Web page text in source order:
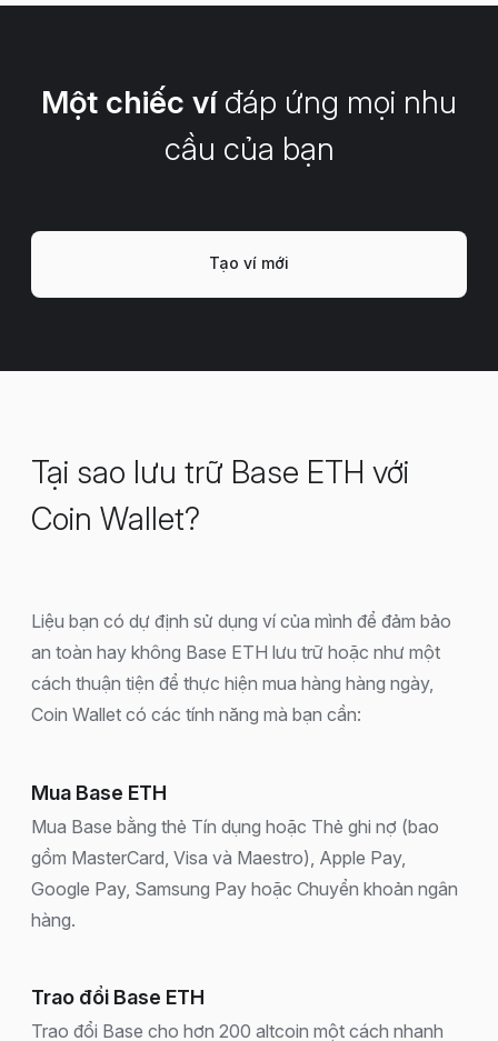
Một chiếc víđáp ứng mọi nhu
cầu của bạn
Tạo ví mới
Tại sao lưu trữ Base ETH với
Coin Wallet?
Liệu bạn có dự định sử dụng ví của mình để đảm bảo
an toàn hay không Base ETH lưu trữ hoặc như một
cách thuận tiện để thực hiện mua hàng hàng ngày,
Coin Wallet có các tính năng mà bạn cần:
Mua Base ETH
Mua Base bằng thẻ Tín dụng hoặc Thẻ ghi nợ (bao
gồm MasterCard, Visa và Maestro), Apple Pay,
Google Pay, Samsung Pay hoặc Chuyển khoản ngân
hàng.
Trao đổi Base ETH
Trao đổi Base cho hơn 200 altcoin một cách nhanh